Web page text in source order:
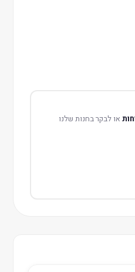
או לבקר בחנות שלנו